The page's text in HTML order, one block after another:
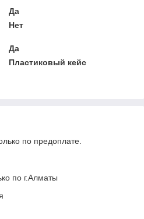
Да
Нет
Да
Пластиковый кейс
по предоплате.
по г.Алматы